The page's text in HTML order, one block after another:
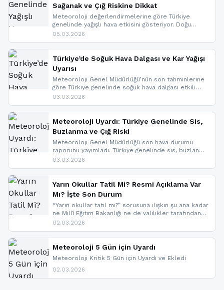
Sağanak ve Çığ Riskine Dikkat
Meteoroloji değerlendirmelerine göre Türkiye
genelinde yağışlı hava etkisini gösteriyor. Doğu
bölgelerinde kar yağışı beklenirken Marmara ve
ise çığ tehlikesi bulunuyor. İç kesimlerde sis ve pus
nedeniyle görüş mesafesinde azalma
yaşanabileceği belirtiliyor.
05.03.2026
Türkiye’de Soğuk Hava Dalgası ve Kar Yağışı
Uyarısı
Meteoroloji Genel Müdürlüğü’nün son tahminlerine
göre Türkiye genelinde soğuk hava dalgası etkili
oluyor. Birçok il için kar yağışı ve buzlanma uyarısı
03.03.2026
Meteoroloji Uyardı: Türkiye Genelinde Sis,
Buzlanma ve Çığ Riski
Meteoroloji Genel Müdürlüğü son hava durumu
raporunu yayımladı. Türkiye genelinde sis, buzlanma
ve don beklenirken Doğu Anadolu ve Doğu
yapıldı. İşte son dakika meteoroloji gelişmeleri.
03.03.2026
Yarın Okullar Tatil Mi? Resmi Açıklama Var
Mı? İşte Son Durum
“Yarın okullar tatil mi?” sorusuna ilişkin şu ana kadar
ne Millî Eğitim Bakanlığı ne de valilikler tarafından
yapılmış resmi bir tatil açıklaması bulunmamaktadır.
paylaşacağız. En hızlı şekilde haberdar olmak için
sitemizi takip edebilir ve bildirimleri açabilirsiniz.
02.03.2026
Meteoroloji 5 Gün için Uyardı
Meteoroloji Kritik 5 Gün için Uyardı ve Ekledi
02.03.2026